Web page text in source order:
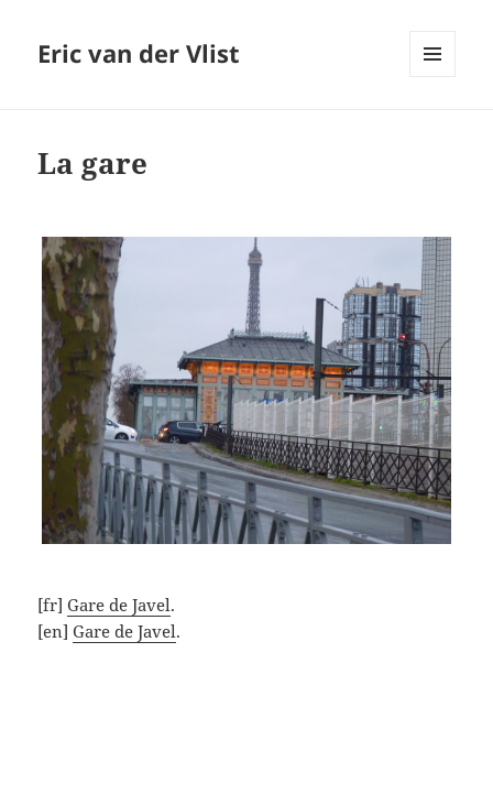
Eric van der Vlist
La gare
[fr]Gare de Javel.
[en]Gare de Javel.